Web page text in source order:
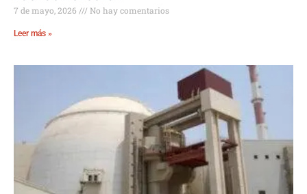
7 de mayo, 2026 No hay comentarios
Leer más »